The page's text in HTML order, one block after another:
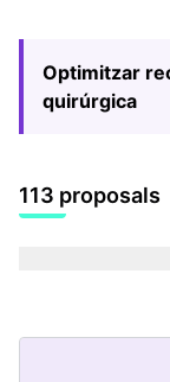
Optimitzar
quirúrgica
113 proposals